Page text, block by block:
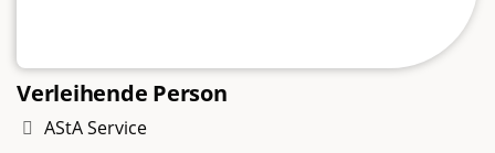
Verleihende Person
AStA Service